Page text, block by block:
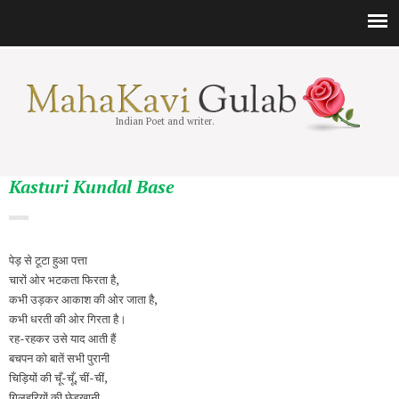
Indian Poet and writer.
Kasturi Kundal Base
पेड़ से टूटा हुआ पत्ता
चारों ओर भटकता फिरता है,
कभी उड़कर आकाश की ओर जाता है,
कभी धरती की ओर गिरता है।
रह-रहकर उसे याद आती हैं
बचपन को बातें सभी पुरानी
चिड़ियों की चूँ-चूँ, चीं-चीं,